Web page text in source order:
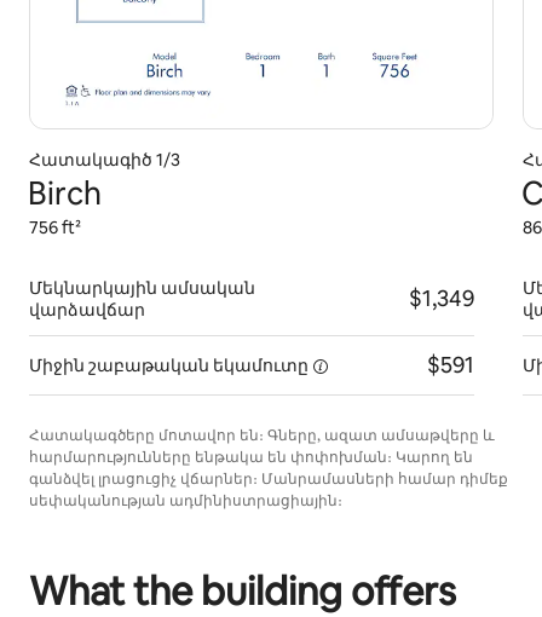
Հատակագիծ 1/3
Birch
756 ft²
Մեկնարկային ամսական
վարձավճար
$1,349
Միջին շաբաթական եկամուտը $591
Հատակագծերը մոտավոր են։ Գները, ազատ ամսաթվերը և
հարմարությունները ենթակա են փոփոխման։ Կարող են
գանձվել լրացուցիչ վճարներ։ Մանրամասների համար դիմեք
սեփականության ադմինիստրացիային։
What the building offers